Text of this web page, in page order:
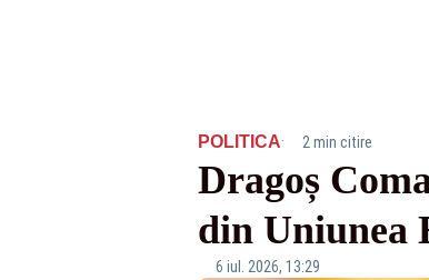
POLITICA· 2 min citire
Dragoș
din Uniunea
6 iul. 2026, 13:29